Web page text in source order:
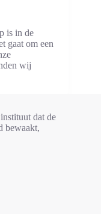
is in de
gaat om een
wij
dat de
bewaakt,